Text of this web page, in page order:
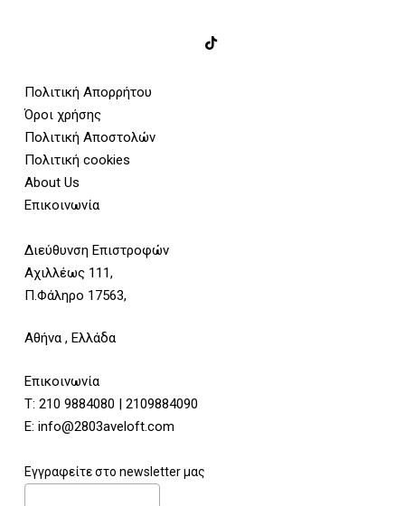
Πολιτική Απορρήτου
Όροι χρήσης
Πολιτική Αποστολών
Πολιτική cookies
About Us
Επικοινωνία
Διεύθυνση Επιστροφών
Αχιλλέως 111,
Π.Φάληρο 17563,
Αθήνα , Ελλάδα
Επικοινωνία
Τ: 210 9884080 | 2109884090
E: info@2803aveloft.com
Εγγραφείτε στο newsletter μας